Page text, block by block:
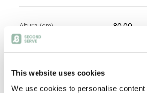
This website uses cookies
We use cookies to personalise content
Altura (cm) 80.00
Largura (cm) 80.00
Profundidade (cm)